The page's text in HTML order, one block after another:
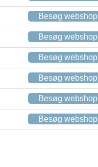
Besøg webshop
Besøg webshop
Besøg webshop
Besøg webshop
Besøg webshop
Besøg webshop